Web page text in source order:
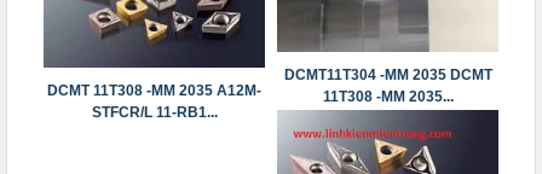
DCMT 11T308 -MM 2035 A12M-
STFCR/L 11-RB1...
DCMT11T304 -MM 2035 DCMT
11T308 -MM 2035...